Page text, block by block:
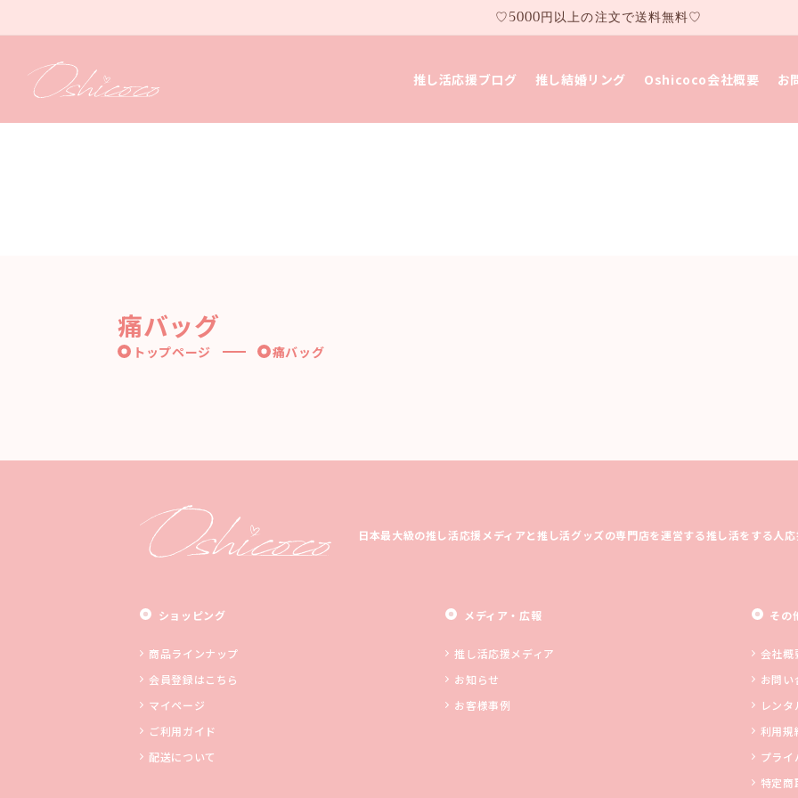
進む
♡5000円以上の注文で送料無料♡
推し活応援ブログ 推し結婚リング Oshicoco会社概要 お
痛バッグ
トップページ 痛バッグ
日本最大級の推し活応援メディアと推し活グッズの専門店を運営する推し活をする人応
ショッピング
商品ラインナップ
会員登録はこちら
マイページ
ご利用ガイド
配送について
メディア・広報
推し活応援メディア
お知らせ
お客様事例
その
会社概
お問い
レン
利用規
プライ
特定商